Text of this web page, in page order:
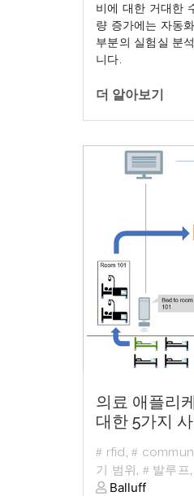
비에 대한 거대한
량 증가에는 자동
부분의 실험실 분
니다
더 알아보기
의료 애플리
대한 5가지
rfid,
기 범위, 발루프
Balluff